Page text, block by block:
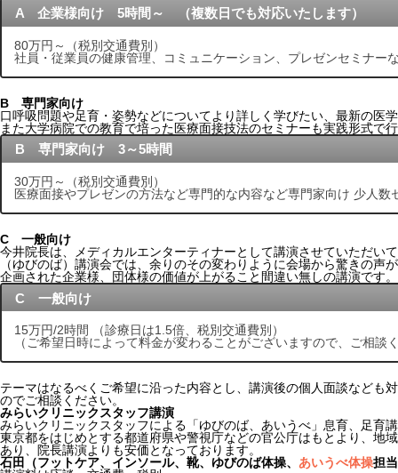
A 企業様向け 5時間～ （複数日でも対応いたします）
80万円～（税別交通費別）
社員・従業員の健康管理、コミュニケーション、プレゼンセミナー
B 専門家向け
口呼吸問題や足育・姿勢などについてより詳しく学びたい、最新の医
また大学病院での教育で培った医療面接技法のセミナーも実践形式で
B 専門家向け 3～5時間
30万円～（税別交通費別）
医療面接やプレゼンの方法など専門的な内容など専門家向け 少人
C 一般向け
今井院長は、メディカルエンターティナーとして講演させていただい
（ゆびのば）講演会では、余りのその変わりように会場から驚きの声
企画された企業様、団体様の価値が上がること間違い無しの講演です。
C 一般向け
15万円/2時間 （診療日は1.5倍、税別交通費別）
（ご希望日時によって料金が変わることがございますので、ご相談
テーマはなるべくご希望に沿った内容とし、講演後の個人面談なども
のでご相談ください。
みらいクリニックスタッフ講演
みらいクリニックスタッフによる「ゆびのば、あいうべ」息育、足育
東京都をはじめとする都道府県や警視庁などの官公庁はもとより、地
あり、院長講演よりも安価となっております。
石田（フットケア、インソール、靴、ゆびのば体操、 あいうべ体操担